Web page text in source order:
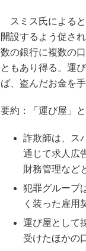
スミス氏によると
開設するよう促さ
数の銀行に複数の
ともあり得る。運
ば、盗んだお金を
要約：「運び屋」
詐欺師は、ス
通じて求人広
財務管理など
犯罪グループ
く装った雇用
運び屋として
受けたほかの